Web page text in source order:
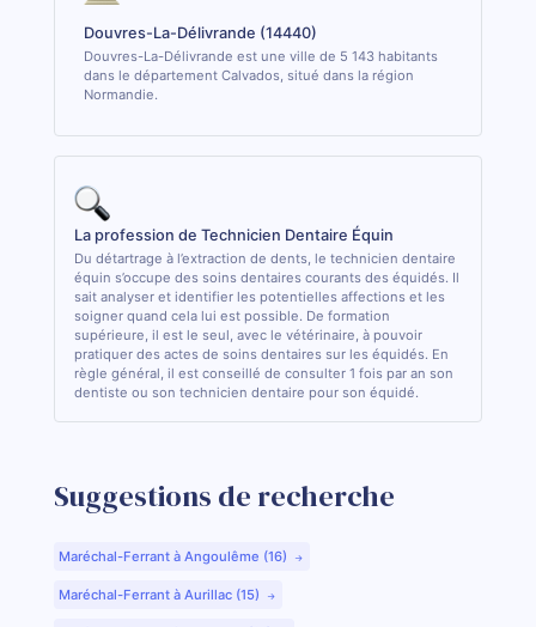
Douvres-La-Délivrande (14440)
Douvres-La-Délivrande est une ville de 5 143 habitants
dans le département Calvados, situé dans la région
Normandie.
La profession de Technicien Dentaire Équin
Du détartrage à l’extraction de dents, le technicien dentaire
équin s’occupe des soins dentaires courants des équidés. Il
sait analyser et identifier les potentielles affections et les
soigner quand cela lui est possible. De formation
supérieure, il est le seul, avec le vétérinaire, à pouvoir
pratiquer des actes de soins dentaires sur les équidés. En
règle général, il est conseillé de consulter 1 fois par an son
dentiste ou son technicien dentaire pour son équidé.
Suggestions de recherche
Maréchal-Ferrant à Angoulême (16)
Maréchal-Ferrant à Aurillac (15)